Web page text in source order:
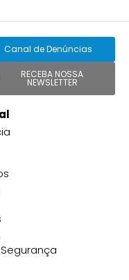
Canal de Denúncias
RECEBA NOSSA
NEWSLETTER